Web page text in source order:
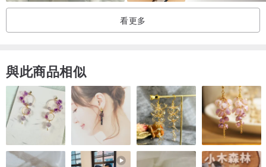
* 我打算調整顏色以使其看起來像真實的東西，但它可能會根據顯示
產地：日本手工製作
看更多
與此商品相似